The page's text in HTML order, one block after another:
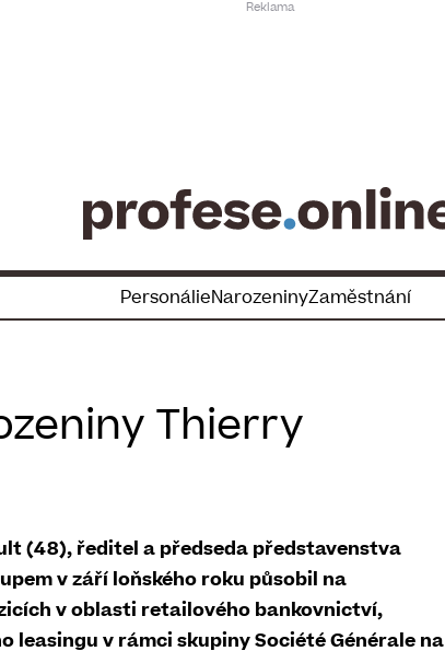
PersonálieNarozeninyZaměstnání
Thierry
(48), ředitel a předseda představenstva
v září loňského roku působil na
v oblasti retailového bankovnictví,
leasingu v rámci skupiny Société Générale na